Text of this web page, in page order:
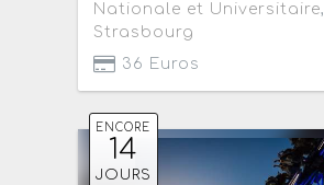
Nationale et Universitaire,
Strasbourg
36 Euros
ENCORE
14
JOURS